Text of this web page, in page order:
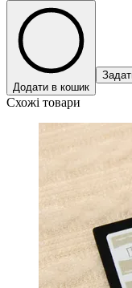
Додати в кошик
Схожі товари